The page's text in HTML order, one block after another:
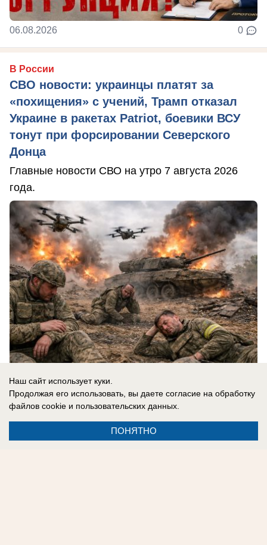
06.08.2026 0
В России
СВО новости: украинцы платят за
«похищения» с учений, Трамп отказал
Украине в ракетах Patriot, боевики ВСУ
тонут при форсировании Северского
Донца
Главные новости СВО на утро 7 августа 2026
года.
07.08.2026 0
Наш сайт использует куки.
Продолжая его использовать, вы даете согласие на обработку
файлов cookie и пользовательских данных.
ПОНЯТНО